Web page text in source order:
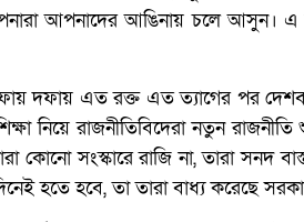
আপনাদের আঙিনায় চলে আসুন।
দফায় এত রক্ত এত ত্যাগের পর
নিয়ে রাজনীতিবিদেরা নতুন
সংস্কারে রাজি না, তারা সনদ
হতে হবে, তা তারা বাধ্য করেছে